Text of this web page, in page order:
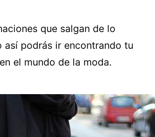
que salgan de lo
así podrás ir encontrando tu
el mundo de la moda.